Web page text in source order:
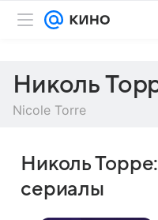
Николь
Nicole Torre
Николь
сериалы